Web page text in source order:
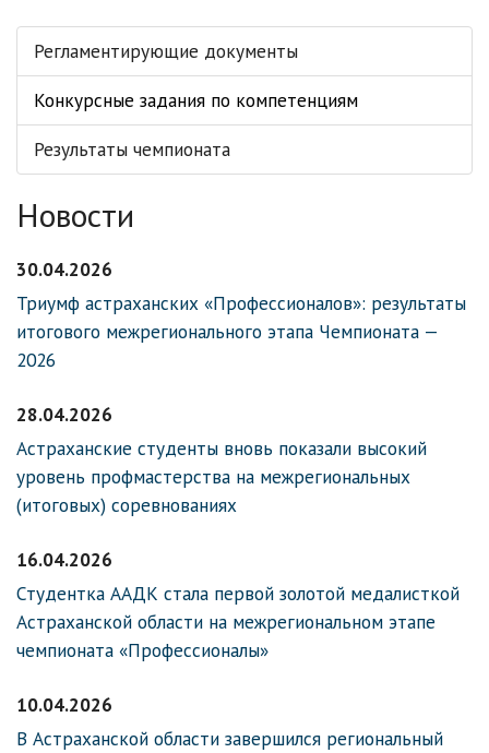
Регламентирующие документы
Конкурсные задания по компетенциям
Результаты чемпионата
Новости
30.04.2026
Триумф астраханских «Профессионалов»: результаты
итогового межрегионального этапа Чемпионата —
2026
28.04.2026
Астраханские студенты вновь показали высокий
уровень профмастерства на межрегиональных
(итоговых) соревнованиях
16.04.2026
Студентка ААДК стала первой золотой медалисткой
Астраханской области на межрегиональном этапе
чемпионата «Профессионалы»
10.04.2026
В Астраханской области завершился региональный